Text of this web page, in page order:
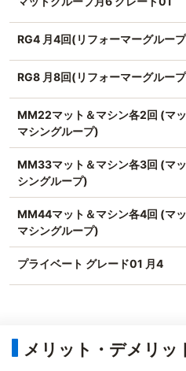
RG4 月4回(リフォーマーグルー
RG8 月8回(リフォーマーグルー
MM22マット＆マシン各2回 (マ
マシングループ)
MM33マット＆マシン各3回 (マ
シングループ)
MM44マット＆マシン各4回 (マ
マシングループ)
プライベート グレード01 月4
メリット・デメリッ